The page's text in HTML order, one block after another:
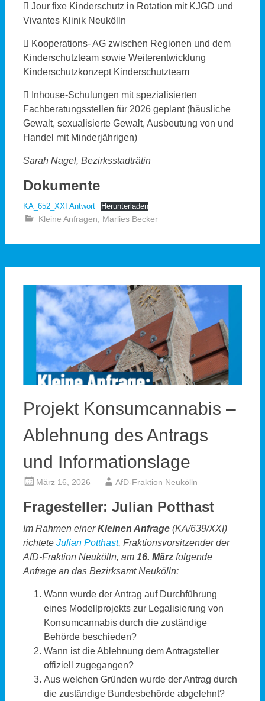
 Jour fixe Kinderschutz in Rotation mit KJGD und
Vivantes Klinik Neukölln
 Kooperations- AG zwischen Regionen und dem
Kinderschutzteam sowie Weiterentwicklung
Kinderschutzkonzept Kinderschutzteam
 Inhouse-Schulungen mit spezialisierten
Fachberatungsstellen für 2026 geplant (häusliche
Gewalt, sexualisierte Gewalt, Ausbeutung von und
Handel mit Minderjährigen)
Sarah Nagel, Bezirksstadträtin
Dokumente
KA_652_XXI Antwort Herunterladen
Kleine Anfragen, Marlies Becker
Projekt Konsumcannabis –
Ablehnung des Antrags
und Informationslage
März 16, 2026 AfD-Fraktion Neukölln
Fragesteller: Julian Potthast
Im Rahmen einerKleinen Anfrage(KA/639/XXI)
richtete Julian Potthast, Fraktionsvorsitzender der
AfD-Fraktion Neukölln, am 16. März folgende
Anfrage an das Bezirksamt Neukölln:
Wann wurde der Antrag auf Durchführung
eines Modellprojekts zur Legalisierung von
Konsumcannabis durch die zuständige
Behörde beschieden?
Wann ist die Ablehnung dem Antragsteller
offiziell zugegangen?
Aus welchen Gründen wurde der Antrag durch
die zuständige Bundesbehörde abgelehnt?